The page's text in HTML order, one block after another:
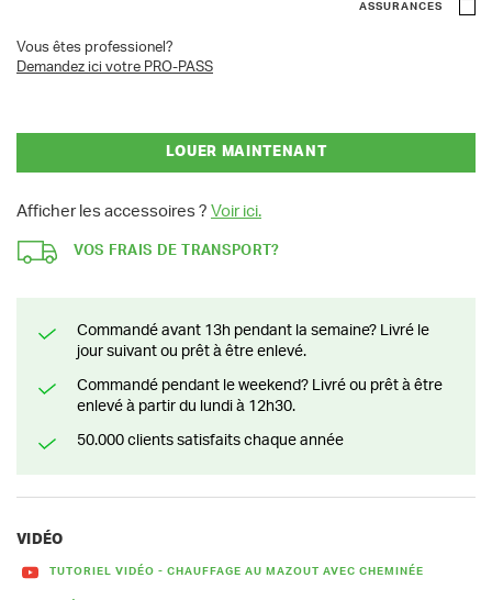
ASSURANCES
Vous êtes professionel?
Demandez ici votre PRO-PASS
LOUER MAINTENANT
Afficher les accessoires ? Voir ici.
VOS FRAIS DE TRANSPORT?
Commandé avant 13h pendant la semaine? Livré le
jour suivant ou prêt à être enlevé.
Commandé pendant le weekend? Livré ou prêt à être
enlevé à partir du lundi à 12h30.
50.000 clients satisfaits chaque année
VIDÉO
TUTORIEL VIDÉO - CHAUFFAGE AU MAZOUT AVEC CHEMINÉE